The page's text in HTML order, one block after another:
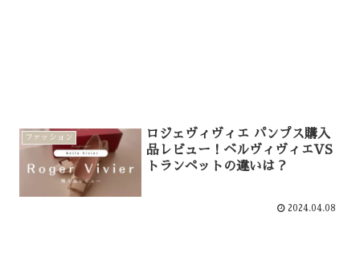
ファッション
ロジェヴィヴィエ パンプス購入
品レビュー！ベルヴィヴィエVS
トランペットの違いは？
2024.04.08